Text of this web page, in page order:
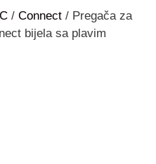
/ Connect / Pregača za
bijela sa plavim